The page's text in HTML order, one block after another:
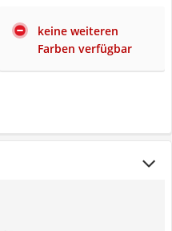
keine weiteren
Farben verfügbar